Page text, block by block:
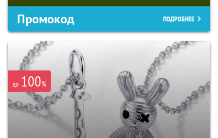
Промокод ПОДРОБНЕЕ
до 100%